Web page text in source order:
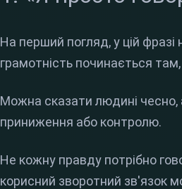
На перший погляд, у цій
грамотність починається там,
Можна сказати людині чесно,
приниження або контролю.
Не кожну правду потрібно
корисний зворотний зв'язок